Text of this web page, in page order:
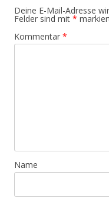
Deine E-Mail-Adresse
Felder sind mit *
Kommentar *
Name